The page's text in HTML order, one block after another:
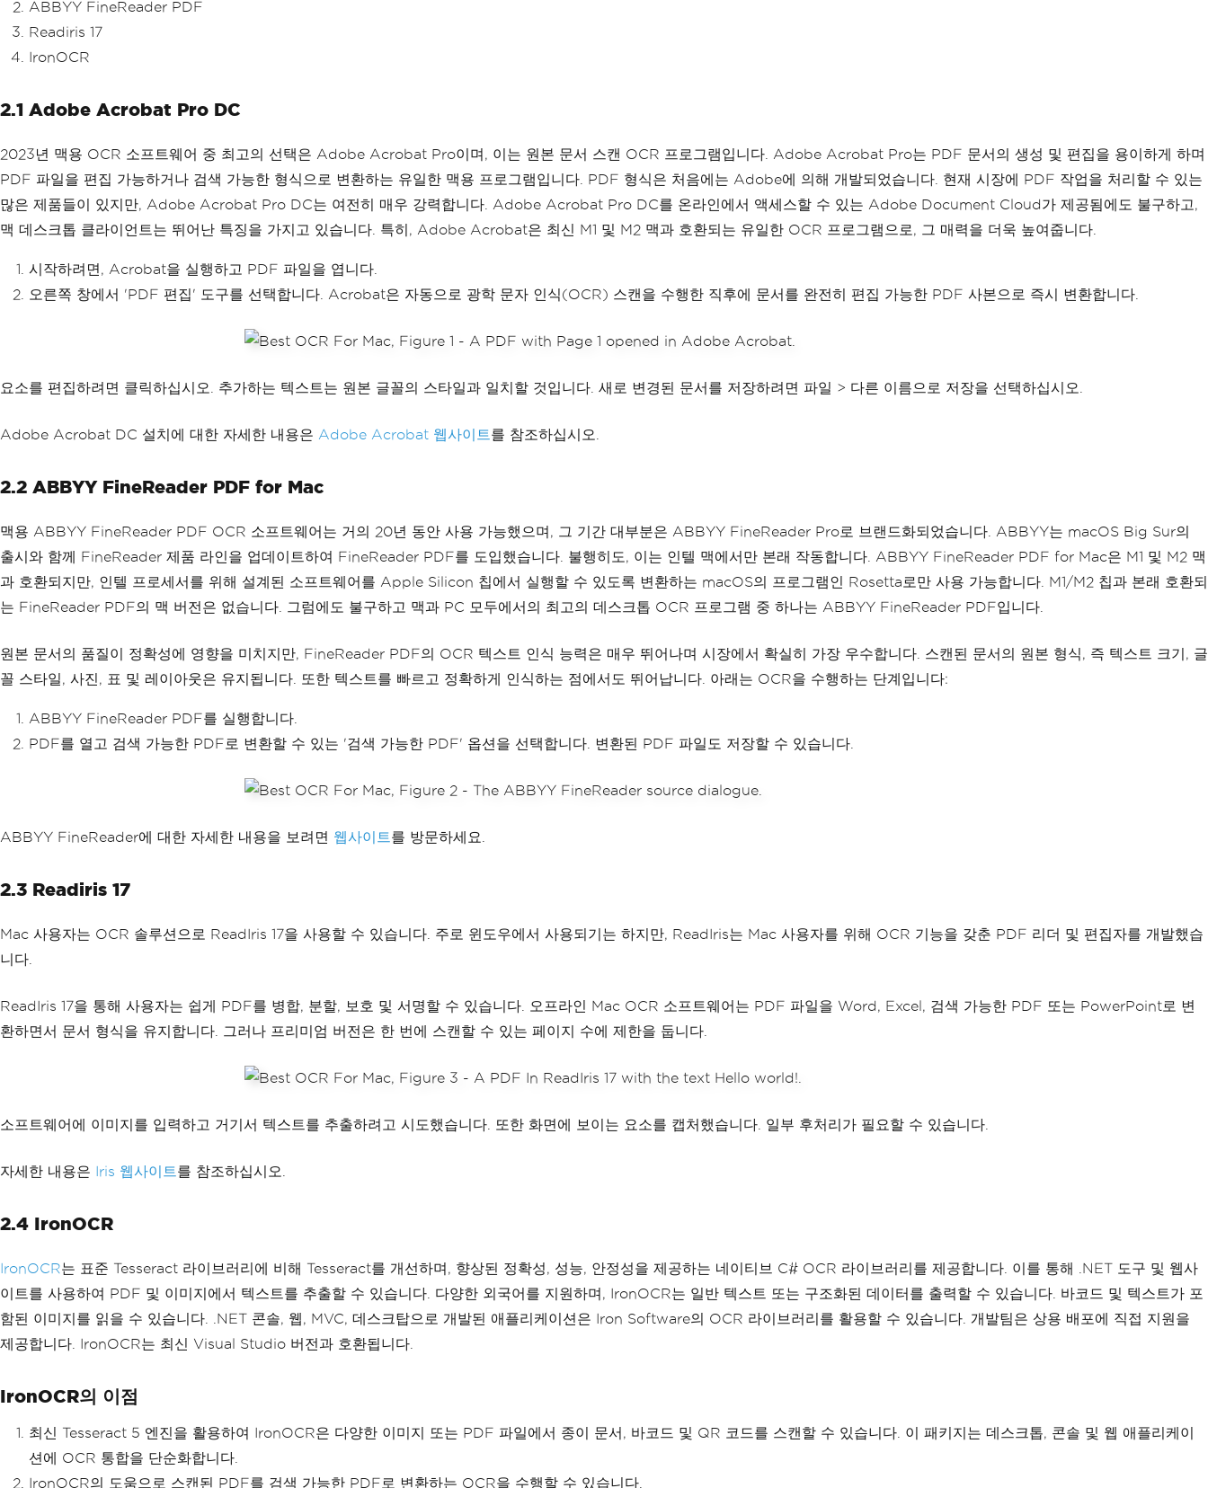
ABBYY FineReader PDF
Readiris 17
IronOCR
2.1 Adobe Acrobat Pro DC
2023년 맥용 OCR 소프트웨어 중 최고의 선택은 Adobe Acrobat Pro이며, 이는 원본 문서 스캔 OCR 프로그램입니다. Adobe Acrobat Pro는 PDF 문서의 생성 및 편집을 용이하게 하며
PDF 파일을 편집 가능하거나 검색 가능한 형식으로 변환하는 유일한 맥용 프로그램입니다. PDF 형식은 처음에는 Adobe에 의해 개발되었습니다. 현재 시장에 PDF 작업을 처리할 수 있는
많은 제품들이 있지만, Adobe Acrobat Pro DC는 여전히 매우 강력합니다. Adobe Acrobat Pro DC를 온라인에서 액세스할 수 있는 Adobe Document Cloud가 제공됨에도 불구하고,
맥 데스크톱 클라이언트는 뛰어난 특징을 가지고 있습니다. 특히, Adobe Acrobat은 최신 M1 및 M2 맥과 호환되는 유일한 OCR 프로그램으로, 그 매력을 더욱 높여줍니다.
시작하려면, Acrobat을 실행하고 PDF 파일을 엽니다.
오른쪽 창에서 'PDF 편집' 도구를 선택합니다. Acrobat은 자동으로 광학 문자 인식(OCR) 스캔을 수행한 직후에 문서를 완전히 편집 가능한 PDF 사본으로 즉시 변환합니다.
요소를 편집하려면 클릭하십시오. 추가하는 텍스트는 원본 글꼴의 스타일과 일치할 것입니다. 새로 변경된 문서를 저장하려면 파일 > 다른 이름으로 저장을 선택하십시오.
Adobe Acrobat DC 설치에 대한 자세한 내용은 Adobe Acrobat 웹사이트를 참조하십시오.
2.2 ABBYY FineReader PDF for Mac
맥용 ABBYY FineReader PDF OCR 소프트웨어는 거의 20년 동안 사용 가능했으며, 그 기간 대부분은 ABBYY FineReader Pro로 브랜드화되었습니다. ABBYY는 macOS Big Sur의
출시와 함께 FineReader 제품 라인을 업데이트하여 FineReader PDF를 도입했습니다. 불행히도, 이는 인텔 맥에서만 본래 작동합니다. ABBYY FineReader PDF for Mac은 M1 및 M2 맥
과 호환되지만, 인텔 프로세서를 위해 설계된 소프트웨어를 Apple Silicon 칩에서 실행할 수 있도록 변환하는 macOS의 프로그램인 Rosetta로만 사용 가능합니다. M1/M2 칩과 본래 호환되
는 FineReader PDF의 맥 버전은 없습니다. 그럼에도 불구하고 맥과 PC 모두에서의 최고의 데스크톱 OCR 프로그램 중 하나는 ABBYY FineReader PDF입니다.
원본 문서의 품질이 정확성에 영향을 미치지만, FineReader PDF의 OCR 텍스트 인식 능력은 매우 뛰어나며 시장에서 확실히 가장 우수합니다. 스캔된 문서의 원본 형식, 즉 텍스트 크기, 글
꼴 스타일, 사진, 표 및 레이아웃은 유지됩니다. 또한 텍스트를 빠르고 정확하게 인식하는 점에서도 뛰어납니다. 아래는 OCR을 수행하는 단계입니다:
ABBYY FineReader PDF를 실행합니다.
PDF를 열고 검색 가능한 PDF로 변환할 수 있는 '검색 가능한 PDF' 옵션을 선택합니다. 변환된 PDF 파일도 저장할 수 있습니다.
ABBYY FineReader에 대한 자세한 내용을 보려면 웹사이트를 방문하세요.
2.3 Readiris 17
Mac 사용자는 OCR 솔루션으로 ReadIris 17을 사용할 수 있습니다. 주로 윈도우에서 사용되기는 하지만, ReadIris는 Mac 사용자를 위해 OCR 기능을 갖춘 PDF 리더 및 편집자를 개발했습
니다.
ReadIris 17을 통해 사용자는 쉽게 PDF를 병합, 분할, 보호 및 서명할 수 있습니다. 오프라인 Mac OCR 소프트웨어는 PDF 파일을 Word, Excel, 검색 가능한 PDF 또는 PowerPoint로 변
환하면서 문서 형식을 유지합니다. 그러나 프리미엄 버전은 한 번에 스캔할 수 있는 페이지 수에 제한을 둡니다.
소프트웨어에 이미지를 입력하고 거기서 텍스트를 추출하려고 시도했습니다. 또한 화면에 보이는 요소를 캡처했습니다. 일부 후처리가 필요할 수 있습니다.
자세한 내용은 Iris 웹사이트를 참조하십시오.
2.4 IronOCR
IronOCR는 표준 Tesseract 라이브러리에 비해 Tesseract를 개선하며, 향상된 정확성, 성능, 안정성을 제공하는 네이티브 C# OCR 라이브러리를 제공합니다. 이를 통해 .NET 도구 및 웹사
이트를 사용하여 PDF 및 이미지에서 텍스트를 추출할 수 있습니다. 다양한 외국어를 지원하며, IronOCR는 일반 텍스트 또는 구조화된 데이터를 출력할 수 있습니다. 바코드 및 텍스트가 포
함된 이미지를 읽을 수 있습니다. .NET 콘솔, 웹, MVC, 데스크탑으로 개발된 애플리케이션은 Iron Software의 OCR 라이브러리를 활용할 수 있습니다. 개발팀은 상용 배포에 직접 지원을
제공합니다. IronOCR는 최신 Visual Studio 버전과 호환됩니다.
IronOCR의 이점
최신 Tesseract 5 엔진을 활용하여 IronOCR은 다양한 이미지 또는 PDF 파일에서 종이 문서, 바코드 및 QR 코드를 스캔할 수 있습니다. 이 패키지는 데스크톱, 콘솔 및 웹 애플리케이
션에 OCR 통합을 단순화합니다.
IronOCR의 도움으로 스캔된 PDF를 검색 가능한 PDF로 변환하는 OCR을 수행할 수 있습니다.